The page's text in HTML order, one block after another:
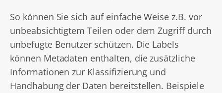
So können Sie sich auf einfache Weise z.B. vor
unbeabsichtigtem Teilen oder dem Zugriff durch
unbefugte Benutzer schützen. Die Labels
können Metadaten enthalten, die zusätzliche
Informationen zur Klassifizierung und
Handhabung der Daten bereitstellen. Beispiele